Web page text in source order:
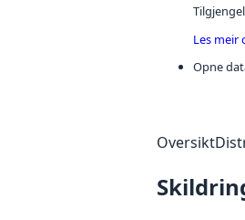
Les meir
Opne
Oversikt